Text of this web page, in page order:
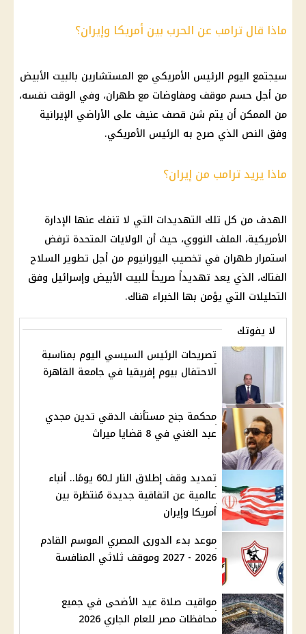
ماذا قال ترامب عن الحرب بين أمريكا وإيران؟
سيجتمع اليوم الرئيس الأمريكي مع المستشارين بالبيت الأبيض
من أجل حسم موقف ومفاوضات مع طهران، وفي الوقت نفسه،
من الممكن أن يتم شن قصف عنيف على الأراضي الإيرانية
وفق النص الذي صرح به الرئيس الأمريكي.
ماذا يريد ترامب من إيران؟
الهدف من كل تلك التهديدات التي لا تنفك عنها الإدارة
الأمريكية، الملف النووي، حيث أن الولايات المتحدة ترفض
استمرار طهران في تخصيب اليورانيوم من أجل تطوير السلاح
الفتاك، الذي يعد تهديداً صريحاً للبيت الأبيض وإسرائيل وفق
التحليلات التي يؤمن بها الخبراء هناك.
لا يفوتك
تصريحات الرئيس السيسي اليوم بمناسبة
الاحتفال بيوم إفريقيا في جامعة القاهرة
محكمة جنح مستأنف الدقي تدين مجدي
عبد الغني في 8 قضايا ميراث
تمديد وقف إطلاق النار لـ60 يومًا.. أنباء
عالمية عن اتفاقية جديدة مُنتظرة بين
أمريكا وإيران
موعد بدء الدورى المصري الموسم القادم
2026 - 2027 وموقف ثلاثي المنافسة
مواقيت صلاة عيد الأضحى في جميع
محافظات مصر للعام الجاري 2026